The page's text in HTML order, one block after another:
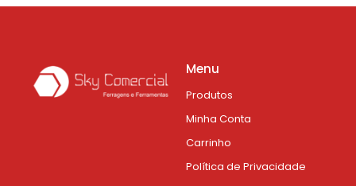
Menu
Produtos
Minha Conta
Carrinho
Política de Privacidade